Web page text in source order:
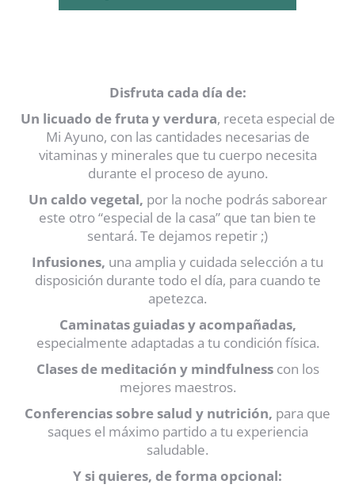
Disfruta cada día de:
Un licuado de fruta y verdura, receta especial de
Mi Ayuno, con las cantidades necesarias de
vitaminas y minerales que tu cuerpo necesita
durante el proceso de ayuno.
Un caldo vegetal, por la noche podrás saborear
este otro “especial de la casa” que tan bien te
sentará. Te dejamos repetir ;)
Infusiones, una amplia y cuidada selección a tu
disposición durante todo el día, para cuando te
apetezca.
Caminatas guiadas y acompañadas,
especialmente adaptadas a tu condición física.
Clases de meditación y mindfulnesscon los
mejores maestros.
Conferencias sobre salud y nutrición, para que
saques el máximo partido a tu experiencia
saludable.
Y si quieres, de forma opcional: